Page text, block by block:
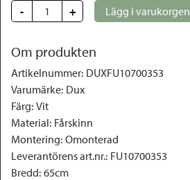
- + Lägg i varukorgen
Om produkten
Artikelnummer: DUXFU10700353
Varumärke: Dux
Färg: Vit
Material: Fårskinn
Montering: Omonterad
Leverantörens art.nr.: FU10700353
Bredd: 65cm